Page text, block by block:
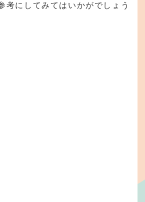
考にしてみてはいかがでしょう